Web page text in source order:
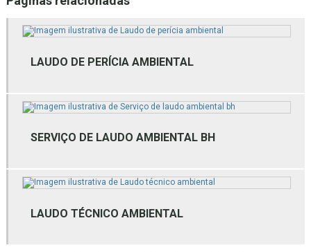
Consultoria técnica ambiental
Empresa de assessoria ambiental
Empresa de estudos ambientais mg
Empresa de gestão ambiental
LAUDO DE PERÍCIA AMBIENTAL
SERVIÇO DE LAUDO AMBIENTAL BH
LAUDO TÉCNICO AMBIENTAL